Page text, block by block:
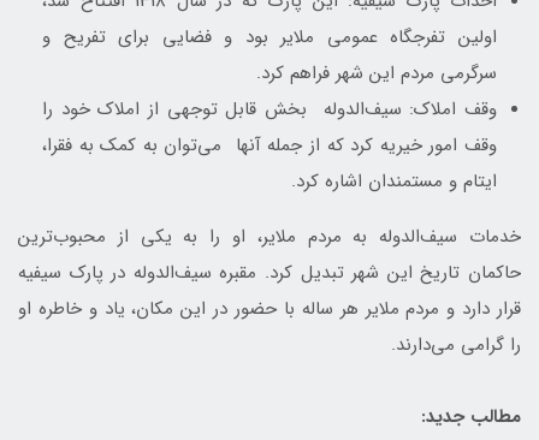
اولین تفرجگاه عمومی ملایر بود و فضایی برای تفریح و
سرگرمی مردم این شهر فراهم کرد.
وقف املاک: سیف‌الدوله بخش قابل توجهی از املاک خود را
وقف امور خیریه کرد که از جمله آنها می‌توان به کمک به فقرا،
ایتام و مستمندان اشاره کرد.
خدمات سیف‌الدوله به مردم ملایر، او را به یکی از محبوب‌ترین
حاکمان تاریخ این شهر تبدیل کرد. مقبره سیف‌الدوله در پارک سیفیه
قرار دارد و مردم ملایر هر ساله با حضور در این مکان، یاد و خاطره او
را گرامی می‌دارند.
مطالب جدید: